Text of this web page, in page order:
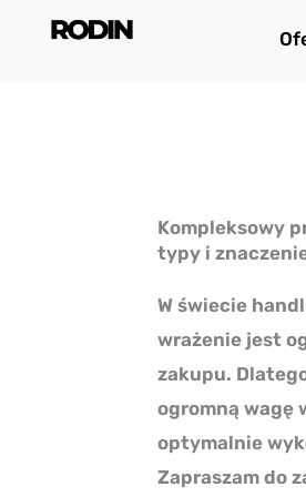
Przejdź
Kompleksowy
typy i
W świecie
wrażenie jest
zakupu.
ogromną wagę
optymalnie
Zapraszam do